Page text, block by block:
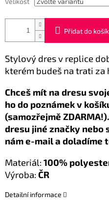
Přidat do
Stylový dres v replice
kterém budeš na trati za
Chceš mít na dresu
ho do poznámek v
(samozřejmě
dresu jiné značky
nám e-mail a doladíme
Materiál: 100%
Výroba: ČR
Detailní informace